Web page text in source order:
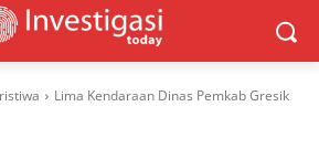
Lima Kendaraan Dinas Pemkab Gresik